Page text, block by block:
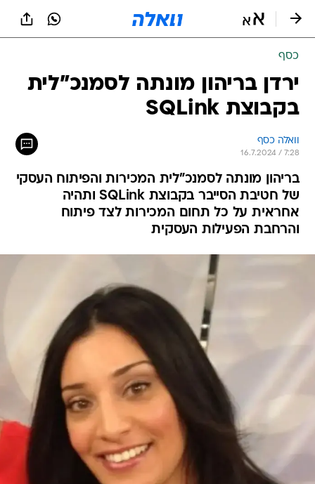
כסף
ירדן בריהון מונתה לסמנכ"לית
בקבוצת SQLink
וואלה כסף
16.7.2024 / 7:28
בריהון מונתה לסמנכ"לית המכירות והפיתוח העסקי
של חטיבת הסייבר בקבוצת SQLink ותהיה
אחראית על כל תחום המכירות לצד פיתוח
והרחבת הפעילות העסקית